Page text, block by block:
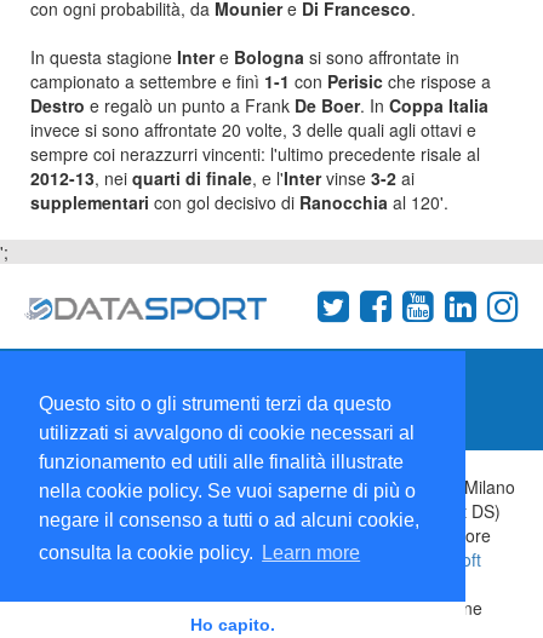
Questo sito o gli strumenti terzi da questo
utilizzati si avvalgono di cookie necessari al
funzionamento ed utili alle finalità illustrate
nella cookie policy. Se vuoi saperne di più o
negare il consenso a tutti o ad alcuni cookie,
consulta la cookie policy.
Learn more
Ho capito.
con ogni probabilità, da Mouniere Di Francesco.
In questa stagione Intere Bologna si sono affrontate in
campionato a settembre e finì 1-1 con Perisic che rispose a
Destro e regalò un punto a Frank De Boer. In Coppa Italia
invece si sono affrontate 20 volte, 3 delle quali agli ottavi e
sempre coi nerazzurri vincenti: l'ultimo precedente risale al
2012-13, nei quarti di finale, e l'Intervinse 3-2 ai
supplementari con gol decisivo di Ranocchia al 120'.
';
Collabora con noi
Copyright 1995-2026 © Wise Srl Via Palmanova 8 20132 Milano
Italia - P. IVA 09072090963 | ISSN: 2499-2925 (DataSport DS)
Informazioni e richieste di pubblicità:
| Direttore
Responsabile:Sergio Angelo Chiesa| Developed By:
P-Soft
iscrizione n.173 del 30/03/1985 - www.datasport.it iscrizione